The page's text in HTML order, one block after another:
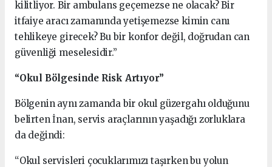
kilitliyor. Bir ambulans geçemezse ne olacak? Bir
itfaiye aracı zamanında yetişemezse kimin canı
tehlikeye girecek? Bu bir konfor değil, doğrudan can
güvenliği meselesidir.”
“Okul Bölgesinde Risk Artıyor”
Bölgenin aynı zamanda bir okul güzergahı olduğunu
belirten İnan, servis araçlarının yaşadığı zorluklara
da değindi:
“Okul servisleri çocuklarımızı taşırken bu yolun